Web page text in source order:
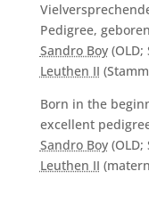
Pedigree,
Sandro Boy(OLD;
Leuthen II
Born in the
excellent
Sandro Boy(OLD;
Leuthen II